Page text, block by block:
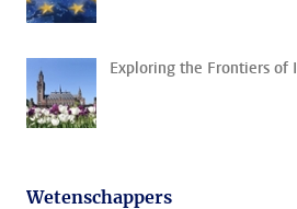
Exploring the Frontiers of
Wetenschappers